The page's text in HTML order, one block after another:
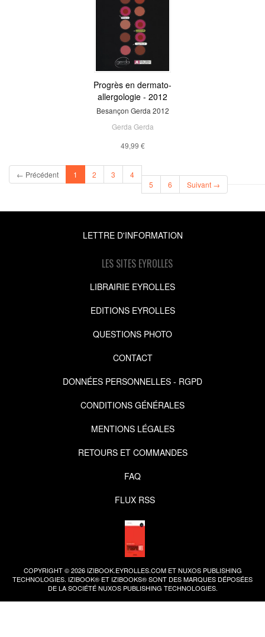
Progrès en dermato-
allergologie - 2012
Besançon Gerda 2012
Gerda Gerda
49,99 €
← Précédent 1 (current)
2 3
4
5
6 Suivant →
LETTRE D'INFORMATION
LES SITES EYROLLES
LIBRAIRIE EYROLLES
EDITIONS EYROLLES
QUESTIONS PHOTO
CONTACT
DONNÉES PERSONNELLES - RGPD
CONDITIONS GÉNÉRALES
MENTIONS LÉGALES
RETOURS ET COMMANDES
FAQ
FLUX RSS
COPYRIGHT © 2026 IZIBOOK.EYROLLES.COM ET NUXOS PUBLISHING
TECHNOLOGIES. IZIBOOK® ET IZIBOOKS®SONT DES MARQUES DÉPOSÉES
DE LA SOCIÉTÉNUXOS PUBLISHING TECHNOLOGIES.